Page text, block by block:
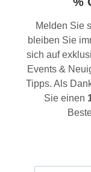
Melden Sie
bleiben Sie
sich auf
Events &
Tipps. Als
Sie einen